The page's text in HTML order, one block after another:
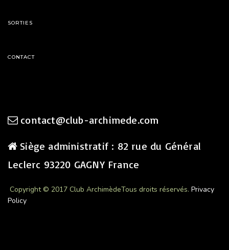
SORTIES
CONTACT
contact@club-archimede.com
Siège administratif : 82 rue du Général
Leclerc 93220 GAGNY France
Copyright © 2017 Club ArchimèdeTous droits réservés. Privacy
Policy